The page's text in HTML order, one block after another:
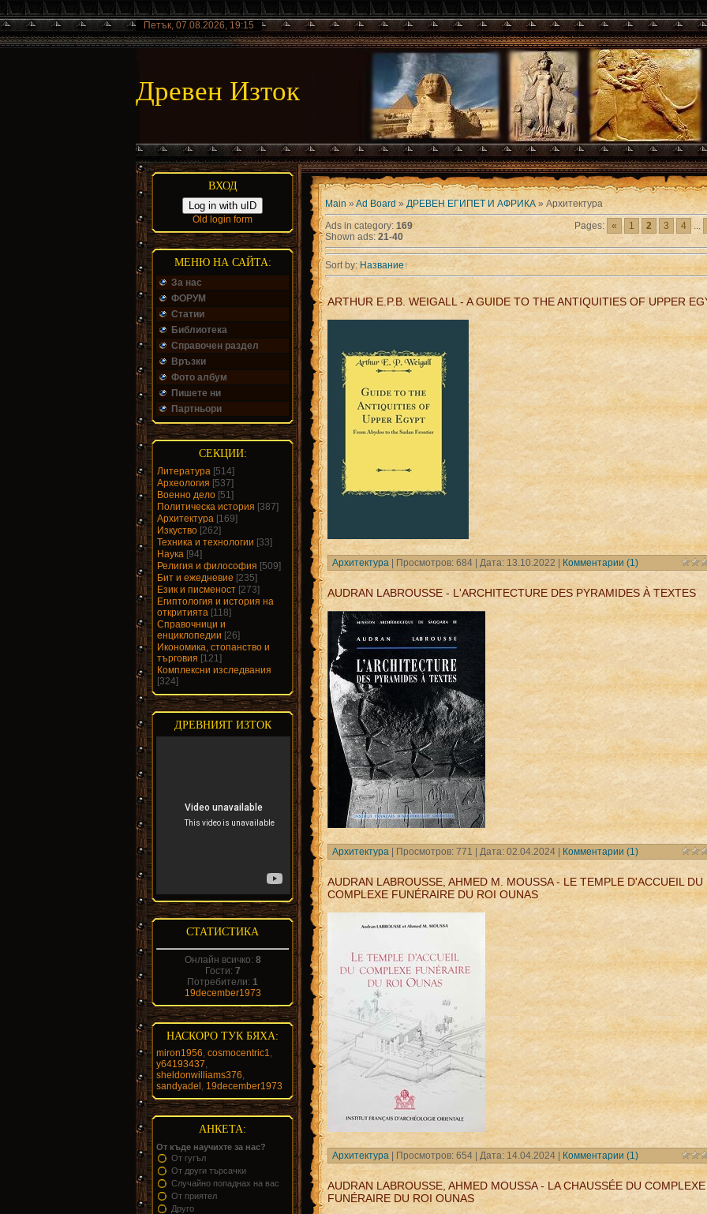
Петък, 07.08.2026, 19:15
Древен Изток
ВХОД
Log in with uID
Old login form
МЕНЮ НА САЙТА:
За нас
ФОРУМ
Статии
Библиотека
Справочен раздел
Връзки
Фото албум
Пишете ни
Партньори
СЕКЦИИ:
Литература [514]
Археология [537]
Военно дело [51]
Политическа история [387]
Архитектура [169]
Изкуство [262]
Техника и технологии [33]
Наука [94]
Религия и философия [509]
Бит и ежедневие [235]
Език и писменост [273]
Египтология и история на
откритията [118]
Справочници и
енциклопедии [26]
Икономика, стопанство и
търговия [121]
Комплексни изследвания
[324]
ДРЕВНИЯТ ИЗТОК
СТАТИСТИКА
Онлайн всичко: 8
Гости: 7
Потребители: 1
19december1973
НАСКОРО ТУК БЯХА:
miron1956, cosmocentric1,
y64193437,
sheldonwilliams376,
sandyadel , 19december1973
АНКЕТА:
От къде научихте за нас?
От гугъл
От други търсачки
Случайно попаднах на вас
От приятел
Друго
Main»Ad Board» ДРЕВЕН ЕГИПЕТ И АФРИКА» Архитектура
Ads in category: 169
Shown ads: 21-40
Pages: « 1 2 3 4 ...
Sort by:Название
ARTHUR E.P.B. WEIGALL - A GUIDE TO THE ANTIQUITIES OF UPPER
Архитектура | Просмотров: 684 | Дата: 13.10.2022 Комментарии (1)
AUDRAN LABROUSSE - L'ARCHITECTURE DES PYRAMIDES À TEXTES
Архитектура | Просмотров: 771 | Дата: 02.04.2024 Комментарии (1)
AUDRAN LABROUSSE, AHMED M. MOUSSA - LE TEMPLE D'ACCUEIL DU
COMPLEXE FUNÉRAIRE DU ROI OUNAS
Архитектура | Просмотров: 654 | Дата: 14.04.2024 Комментарии (1)
AUDRAN LABROUSSE, AHMED MOUSSA - LA CHAUSSÉE DU COMPLEXE
FUNÉRAIRE DU ROI OUNAS